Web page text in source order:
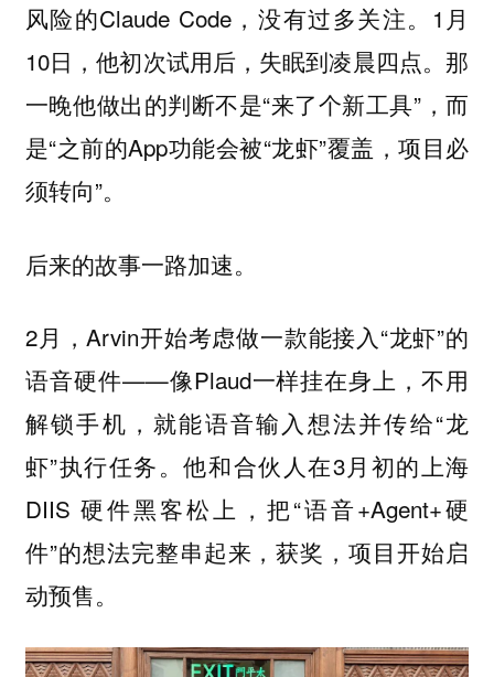
风险的Claude Code，没有过多关注。1月
10日，他初次试用后，失眠到凌晨四点。那
一晚他做出的判断不是“来了个新工具”，而
是“之前的App功能会被“龙虾”覆盖，项目必
须转向”。
后来的故事一路加速。
2月，Arvin开始考虑做一款能接入“龙虾”的
语音硬件——像Plaud一样挂在身上，不用
解锁手机，就能语音输入想法并传给“龙
虾”执行任务。他和合伙人在3月初的上海
DIIS 硬件黑客松上，把“语音+Agent+硬
件”的想法完整串起来，获奖，项目开始启
动预售。